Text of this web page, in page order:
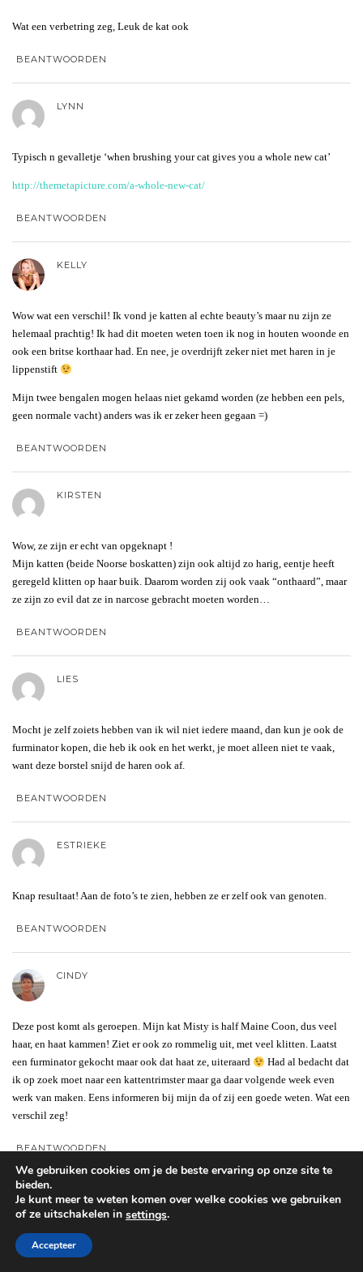
Wat een verbetring zeg, Leuk de kat ook
BEANTWOORDEN
LYNN
Typisch n gevalletje ‘when brushing your cat gives you a whole new cat’
http://themetapicture.com/a-whole-new-cat/
BEANTWOORDEN
KELLY
Wow wat een verschil! Ik vond je katten al echte beauty’s maar nu zijn ze
helemaal prachtig! Ik had dit moeten weten toen ik nog in houten woonde en
ook een britse korthaar had. En nee, je overdrijft zeker niet met haren in je
lippenstift
Mijn twee bengalen mogen helaas niet gekamd worden (ze hebben een pels,
geen normale vacht) anders was ik er zeker heen gegaan =)
BEANTWOORDEN
KIRSTEN
Wow, ze zijn er echt van opgeknapt !
Mijn katten (beide Noorse boskatten) zijn ook altijd zo harig, eentje heeft
geregeld klitten op haar buik. Daarom worden zij ook vaak “onthaard”, maar
ze zijn zo evil dat ze in narcose gebracht moeten worden…
BEANTWOORDEN
LIES
Mocht je zelf zoiets hebben van ik wil niet iedere maand, dan kun je ook de
furminator kopen, die heb ik ook en het werkt, je moet alleen niet te vaak,
want deze borstel snijd de haren ook af.
BEANTWOORDEN
ESTRIEKE
Knap resultaat! Aan de foto’s te zien, hebben ze er zelf ook van genoten.
BEANTWOORDEN
CINDY
Deze post komt als geroepen. Mijn kat Misty is half Maine Coon, dus veel
haar, en haat kammen! Ziet er ook zo rommelig uit, met veel klitten. Laatst
een furminator gekocht maar ook dat haat ze, uiteraard
Had al bedacht dat
ik op zoek moet naar een kattentrimster maar ga daar volgende week even
werk van maken. Eens informeren bij mijn da of zij een goede weten. Wat een
verschil zeg!
BEANTWOORDEN
VEERLE
Wauw ze zien er echt weer goed uit! Ik heb stage gelopen in een trimsalon en
We gebruiken cookies om je de beste ervaring op onze site te
bieden.
Je kunt meer te weten komen over welke cookies we gebruiken
of ze uitschakelen in settings.
Accepteer